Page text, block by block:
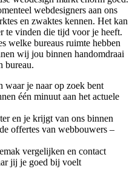
webdesigners aan ons
en zwaktes kennen. Het kan
te vinden die tijd voor je heeft.
welke bureaus ruimte hebben
wij jou binnen handomdraai
bureau.
waar je naar op zoek bent
één minuut aan het actuele
en je krijgt van ons binnen
offertes van webbouwers –
vergelijken en contact
jij je goed bij voelt